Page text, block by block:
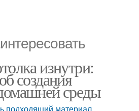
изнутри:
создания
среды